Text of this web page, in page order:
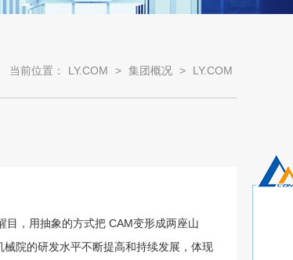
当前位置： LY.COM > 集团概况 > LY.COM
目，用抽象的方式把 CAM变形成两座山
院的研发水平不断提高和持续发展，体现